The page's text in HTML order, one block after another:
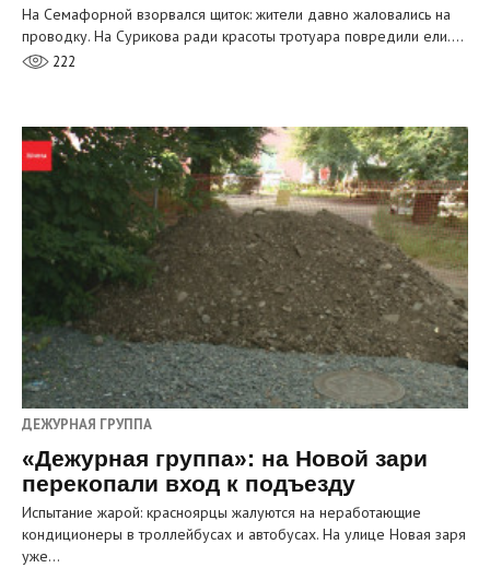
На Семафорной взорвался щиток: жители давно жаловались на
проводку. На Сурикова ради красоты тротуара повредили ели.…
222
ДЕЖУРНАЯ ГРУППА
«Дежурная группа»: на Новой зари
перекопали вход к подъезду
Испытание жарой: красноярцы жалуются на неработающие
кондиционеры в троллейбусах и автобусах. На улице Новая заря
уже…